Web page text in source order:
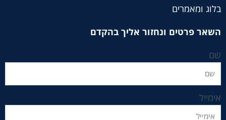
בלוג ומאמרים
השאר פרטים ונחזור אליך בהקדם
שם
אימייל